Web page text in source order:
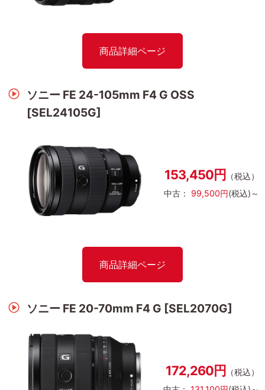
商品詳細ページ
ソニー FE 24-105mm F4 G OSS
[SEL24105G]
153,450円
（税込）
中古： 99,500円(税込)～
商品詳細ページ
ソニー FE 20-70mm F4 G [SEL2070G]
172,260円 （税込）